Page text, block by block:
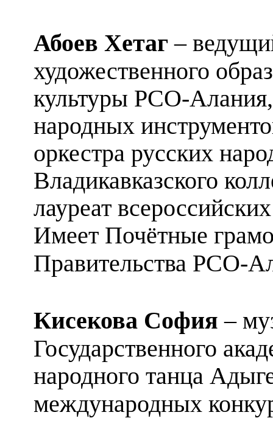
Абоев Хетаг –
художественного
культуры РСО-
народных
оркестра русских
Владикавказского
лауреат
Имеет Почётные
Правительства РСО-
Кисекова София –
Государственного
народного танца
международных